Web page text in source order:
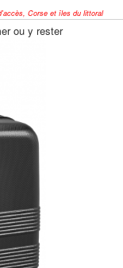
Corse et îles du littoral
ou y rester